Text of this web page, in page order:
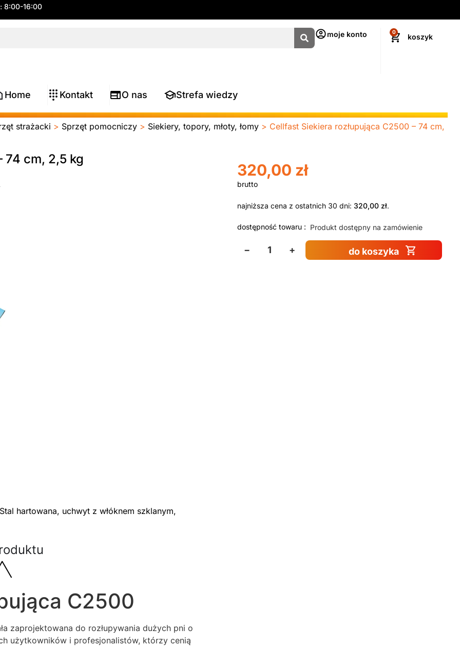
8:00-16:00
moje konto 0
Home Kontakt O nas Strefa wiedzy
strażacki > Sprzęt pomocniczy > Siekiery, topory, młoty, łomy > Cellfast Siekiera rozłupująca C2500 – 74 cm,
74 cm, 2,5 kg
hartowana, uchwyt z włóknem szklanym,
C2500
zaprojektowana do rozłupywania dużych pni o
użytkowników i profesjonalistów, którzy cenią
320,00 zł
najniższa cena z ostatnich 30 dni: 320,00 zł.
dostępność towaru : Produkt dostępny na zamówienie
− + do koszyka